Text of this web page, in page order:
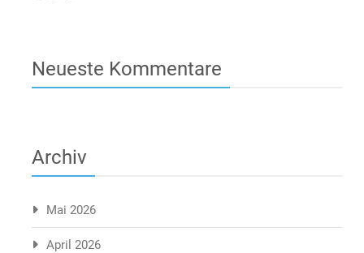
Neueste Kommentare
Archiv
Mai 2026
April 2026